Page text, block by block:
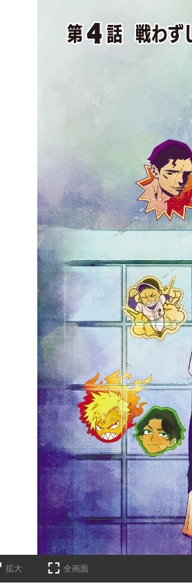
拡大 全画面